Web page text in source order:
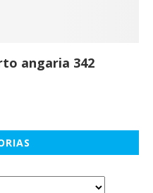
angaria 342